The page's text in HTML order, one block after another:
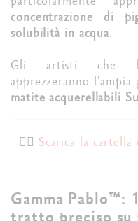
concentrazione di
solubilità in acqua.
Gli artisti che
apprezzeranno
matite acquerellabili
👉🏼 Scarica la
Gamma Pablo™:
tratto preciso